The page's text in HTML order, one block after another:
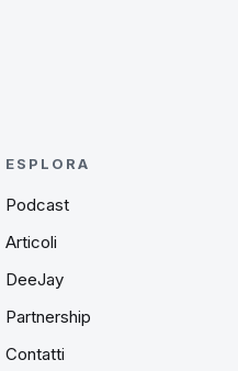
ESPLORA
Podcast
Articoli
DeeJay
Partnership
Contatti